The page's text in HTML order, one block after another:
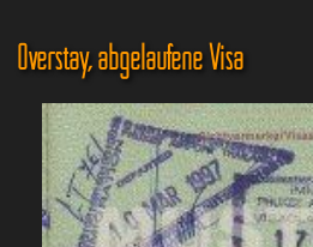
Overstay, abgelaufene Visa